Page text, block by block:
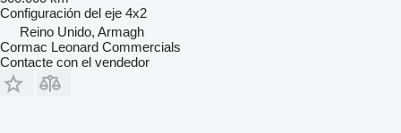
Configuración del eje 4x2
Reino Unido, Armagh
Cormac Leonard Commercials
Contacte con el vendedor